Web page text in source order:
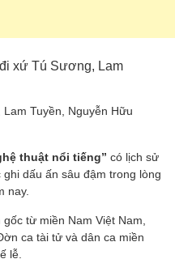
xứ Tú Sương, Lam
Tuyền, Nguyễn Hữu
thuật nổi tiếng” có lịch sử
ghi dấu ấn sâu đậm trong lòng
nay.
từ miền Nam Việt Nam,
ca tài tử và dân ca miền
lễ.